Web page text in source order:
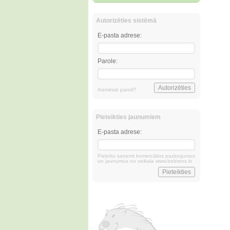
Autorizēties sistēmā
E-pasta adrese:
Parole:
Aizmirsāt paroli?
Pieteikties jaunumiem
E-pasta adrese:
Piekrītu saņemt komerciālos paziņojumus
un jaunumus no veikala www.bebrens.lv